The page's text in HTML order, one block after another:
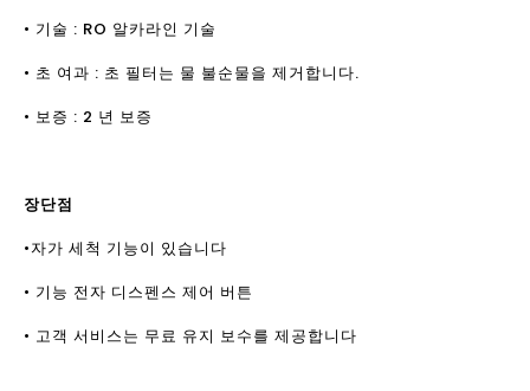
• 기술 : RO 알카라인 기술
• 초 여과 : 초 필터는 물 불순물을 제거합니다.
• 보증 : 2 년 보증
장단점
•자가 세척 기능이 있습니다
• 기능 전자 디스펜스 제어 버튼
• 고객 서비스는 무료 유지 보수를 제공합니다